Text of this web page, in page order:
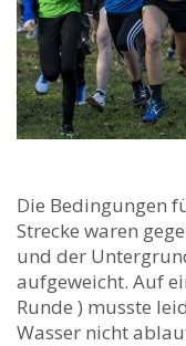
Die Bedingungen
Strecke waren
und der
aufgeweicht. Auf
Runde ) musste
Wasser nicht